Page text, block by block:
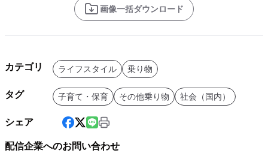
画像一括ダウンロード
カテゴリ ライフスタイル 乗り物
タグ 子育て・保育 その他乗り物 社会（国内）
シェア
配信企業へのお問い合わせ